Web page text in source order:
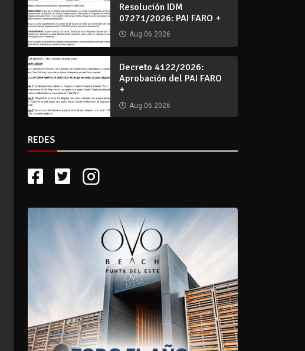
Resolución IDM
07271/2026: PAI FARO +
Aug 06 2026
Decreto 4122/2026:
Aprobación del PAI FARO
+
Aug 06 2026
REDES